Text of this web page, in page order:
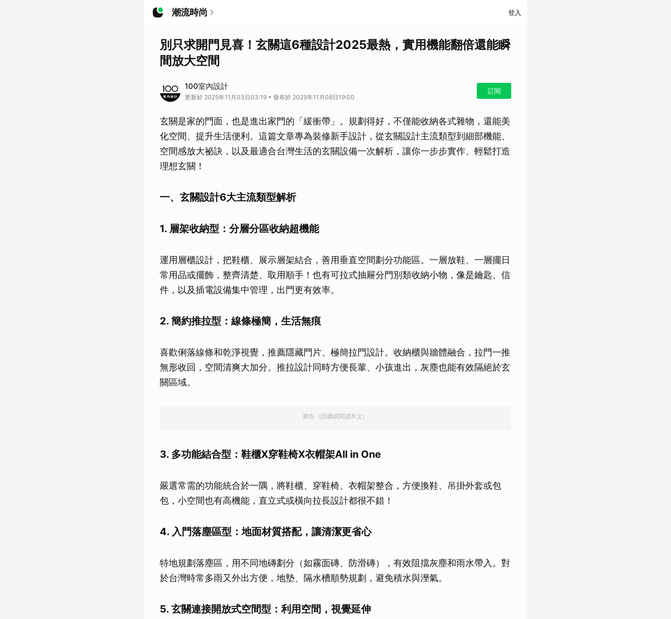
潮流時尚 登入
別只求開門見喜！玄關這6種設計2025最熱，實用機能翻倍還能瞬
間放大空間
100室內設計
更新於 2025年11月03日03:19 • 發布於 2025年11月08日19:00
訂閱
玄關是家的門面，也是進出家門的「緩衝帶」。規劃得好，不僅能收納各式雜物，還能美
化空間、提升生活便利。這篇文章專為裝修新手設計，從玄關設計主流類型到細部機能、
空間感放大祕訣，以及最適合台灣生活的玄關設備一次解析，讓你一步步實作、輕鬆打造
理想玄關！
一、玄關設計6大主流類型解析
1. 層架收納型：分層分區收納超機能
運用層櫃設計，把鞋櫃、展示層架結合，善用垂直空間劃分功能區。一層放鞋、一層擺日
常用品或擺飾，整齊清楚、取用順手！也有可拉式抽屜分門別類收納小物，像是鑰匙、信
件，以及插電設備集中管理，出門更有效率。
2. 簡約推拉型：線條極簡，生活無痕
喜歡俐落線條和乾淨視覺，推薦隱藏門片、極簡拉門設計。收納櫃與牆體融合，拉門一推
無形收回，空間清爽大加分。推拉設計同時方便長輩、小孩進出，灰塵也能有效隔絕於玄
關區域。
廣告（請繼續閱讀本文）
3. 多功能結合型：鞋櫃X穿鞋椅X衣帽架All in One
嚴選常需的功能統合於一隅，將鞋櫃、穿鞋椅、衣帽架整合，方便換鞋、吊掛外套或包
包，小空間也有高機能，直立式或橫向拉長設計都很不錯！
4. 入門落塵區型：地面材質搭配，讓清潔更省心
特地規劃落塵區，用不同地磚劃分（如霧面磚、防滑磚），有效阻擋灰塵和雨水帶入。對
於台灣時常多雨又外出方便，地墊、隔水槽順勢規劃，避免積水與溼氣。
5. 玄關連接開放式空間型：利用空間，視覺延伸